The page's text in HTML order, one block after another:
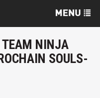
TEAM NINJA
SOULS-